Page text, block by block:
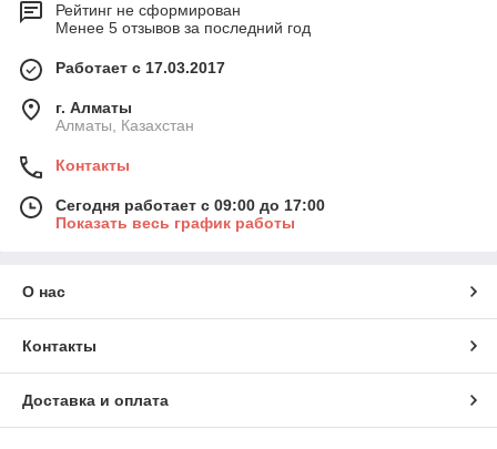
Рейтинг не сформирован
Менее 5 отзывов за последний год
Работает с 17.03.2017
г. Алматы
Алматы, Казахстан
Контакты
Сегодня работает с 09:00 до 17:00
Показать весь график работы
О нас
Контакты
Доставка и оплата